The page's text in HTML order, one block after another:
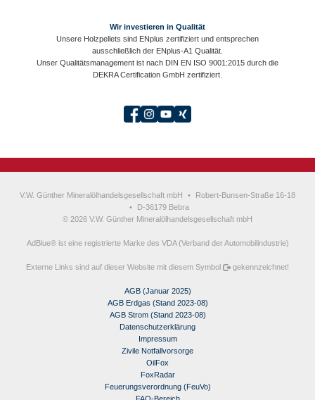
Wir investieren in Qualität
Unsere Holzpellets sind ENplus zertifiziert und entsprechen
ausschließlich der ENplus-A1 Qualität.
Unser Qualitätsmanagement ist nach DIN EN ISO 9001:2015 durch die
DEKRA Certification GmbH zertifiziert.
V.W. Günther Mineralölhandelsgesellschaft mbH •
Robert-Bunsen-Straße 16-18
•
D-36179 Bebra
© 2026 V.W. Günther Mineralölhandelsgesellschaft mbH
AdBlue® ist eine registrierte Marke des VDA (Verband der Automobilindustrie)
Externe Links sind auf dieser Website mit diesem Symbol gekennzeichnet!
AGB (Januar 2025)
AGB Erdgas (Stand 2023-08)
AGB Strom (Stand 2023-08)
Datenschutzerklärung
Impressum
Zivile Notfallvorsorge
OilFox
FoxRadar
Feuerungsverordnung (FeuVo)